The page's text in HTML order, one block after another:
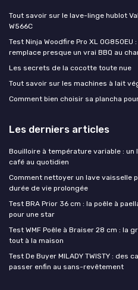
Tout savoir sur le lave-linge hublot
W566C
Test Ninja Woodfire Pro XL
remplace presque un vrai BBQ au
Les secrets de la cocotte toute nue
Tout savoir sur les machines à lait
Comment bien choisir sa plancha
Les derniers articles
Bouilloire à température variable : un
café au quotidien
Comment nettoyer un lave vaisselle
durée de vie prolongée
Test BRA Prior 36 cm : la poêle à
pour une star
Test WMF Poêle à Braiser 28 cm : la
tout à la maison
Test De Buyer MILADY TWISTY : des
passer enfin au sans-revêtement